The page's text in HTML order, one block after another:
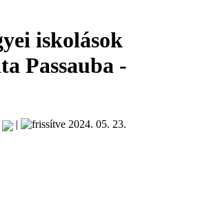
iskolások
Passauba -
| 2024. 05. 23.